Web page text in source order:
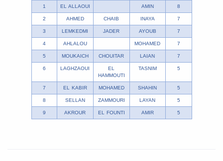
1 EL ALLAOUI AMIN 8
2 AHMED CHAIB INAYA 7
3 LEMKEDMI JADER AYOUB 7
4 AHLALOU MOHAMED 7
5 MOUKAICH CHOUITAR LAIAN 7
6 LAGHZAOUI
EL
HAMMOUTI
TASNIM 5
7 EL KABIR MOHAMED SHAHIN 5
8 SELLAN ZAMMOURI LAYAN 5
9 AKROUR EL FOUNTI AMIR 5